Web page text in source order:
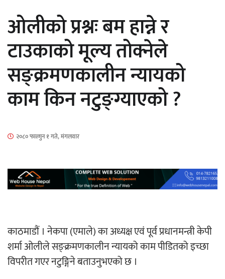
माताकाे नाममा गलत गतिविधि गर्ने थापा प्रहरी
नियन्त्रणमा
‘ईयुमा डट कम’ले बुधबारदेखि आफ्नो
औपचारिक सेवा सञ्चालनमा
ओलीको प्रश्नः बम हान्ने र
टाउकाको मूल्य तोक्नेले
सङ्क्रमणकालीन न्यायको
काम किन नटुङ्ग्याएको ?
२०८० फाल्गुन १ गते, मंगलवार
काठमाडौं । नेकपा (एमाले) का अध्यक्ष एवं पूर्व प्रधानमन्त्री केपी
शर्मा ओलीले सङ्क्रमणकालीन न्यायको काम पीडितको इच्छा
विपरीत गएर नटुङ्गिने बताउनुभएको छ ।